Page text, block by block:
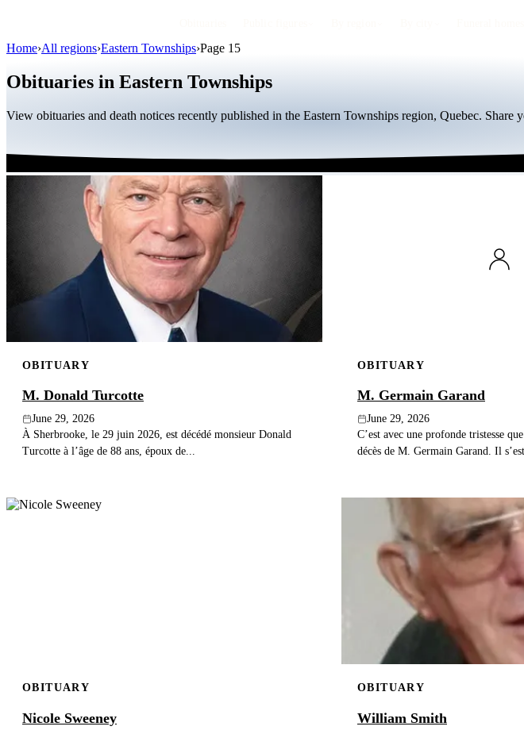
Home›All regions›Eastern Townships›Page 15
Obituaries in Eastern Townships
View obituaries and death notices recently published in the Eastern Townships region, Quebec. Share
OBITUARY
M. Donald Turcotte
June 29, 2026
À Sherbrooke, le 29 juin 2026, est décédé monsieur Donald
Turcotte à l’âge de 88 ans, époux de...
OBITUARY
M. Germain Garand
June 29, 2026
C’est avec une profonde tristesse
décès de M. Germain Garand. Il
OBITUARY
Nicole Sweeney
OBITUARY
William Smith